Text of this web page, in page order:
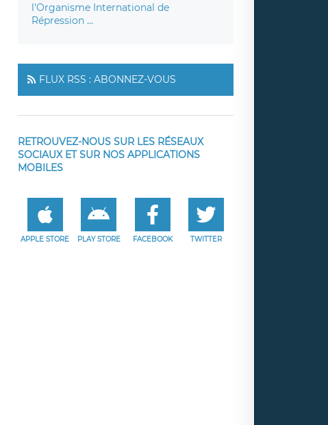
l'Organisme International de
Répression ...
FLUX RSS : ABONNEZ-VOUS
RETROUVEZ-NOUS SUR LES RÉSEAUX
SOCIAUX ET SUR NOS APPLICATIONS
MOBILES
APPLE STORE PLAY STORE FACEBOOK TWITTER